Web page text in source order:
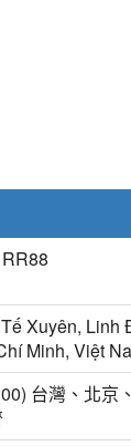
Xuyên, Linh
Minh, Việt
台灣、北京